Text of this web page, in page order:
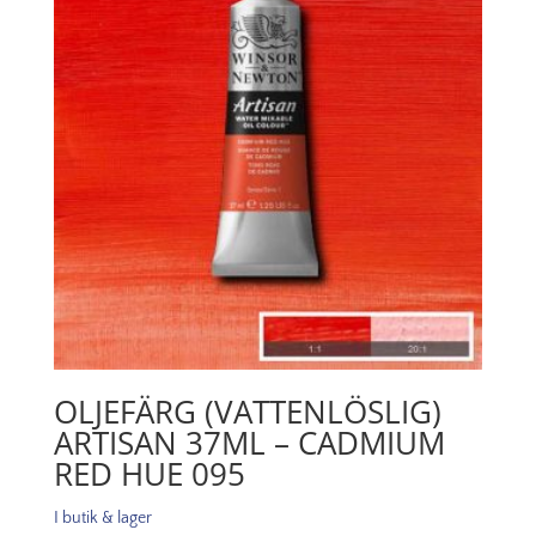
mängd
OLJEFÄRG (VATTENLÖSLIG)
ARTISAN 37ML – CADMIUM
RED HUE 095
I butik & lager